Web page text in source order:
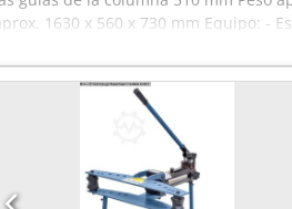
1630 x 560 x 730 mm Equipo: -
izquierda y la derecha. - Para alinear,
y bomba manual hidráulica
alineación de ejes - Estándar con
- Mesa de prensa regulable en altura
fuerza de presión. - Incluye bomba
robusta gracias al marco de acero